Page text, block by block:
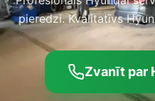
pieredzi. Kvalitatīvs
Zvanīt par